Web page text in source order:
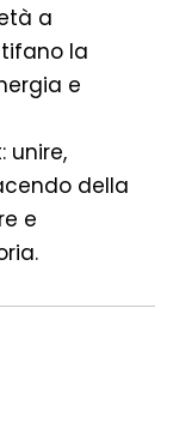
a
la
e
unire,
della
e